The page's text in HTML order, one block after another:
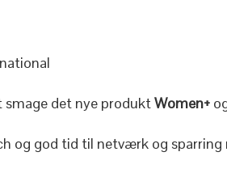
smage det nye produktWomen+
og god tid til netværk og sparring